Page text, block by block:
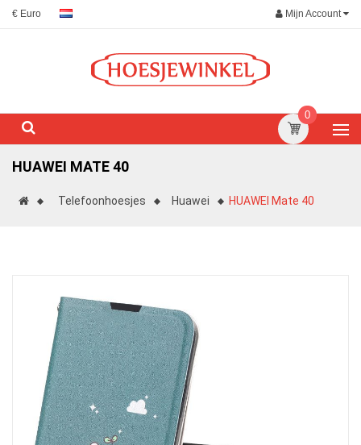
€ Euro Mijn Account
0
HUAWEI MATE 40
Telefoonhoesjes Huawei HUAWEI Mate 40